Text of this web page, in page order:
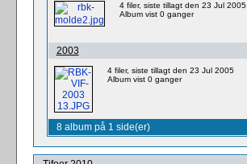
4 filer, siste tillagt den 23 Jul 2005
Album vist 0 ganger
2003
4 filer, siste tillagt den 23 Jul 2005
Album vist 0 ganger
8 album på 1 side(er)